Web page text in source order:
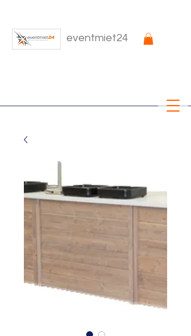
eventmiet24